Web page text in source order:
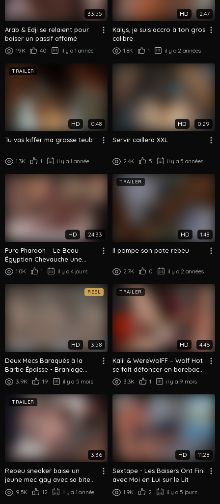
33:55
Arab & Edji se relaient pour
baiser un passif affamé
19K 40 il y a 1 année
HD 2:47
Kalys, je suis accro à ton gros
calibre
1.8K 1 il y a 2 années
TRAILER
HD 0:48
Tu vas kiffer ma grosse teub
1.3K 1 il y a 1 année
HD 0:29
Servir caillera XXL
2.4K 5 il y a 5 années
HD 24:33
Pure Pharaoh – Le Beau
Égyptien Chevauche une
Grosse Bite dans une
Chambre d'Hôtel...
1.0K 1 il y a 4 jours
TRAILER
HD 1:48
Il pompe son pote rebeu
2.7K 0 il y a 2 années
REEL
HD 3:58
Deux Mecs Baraqués à la
Barbe Épaisse - Branlage
Intense et Baisers
3.9K 19 il y a 5 mois
TRAILER
HD 4:46
Kalil & WereWolFF – Wolf Hot
se fait défoncer en bareback
par Kalil
3.3K 1 il y a 9 mois
TRAILER
3:36
Rebeu sneaker baise un
jeune mec gay avec sa bite
XXL 9.5K 12 il y a 1 année
HD 11:28
Sextape - Les Baisers Ont Fini
avec Moi en Lui sur le Lit
1.9K 2 il y a 5 jours